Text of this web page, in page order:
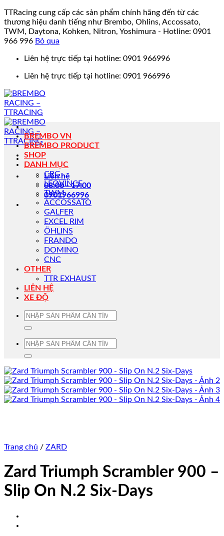
TTRacing cung cấp các sản phẩm chính hãng đến từ các
thương hiệu danh tiếng như Brembo, Ohlins, Accossato,
TWM, Daytona, Kohken, Nitron, Yoshimura - Hotline: 0901
966 996 Bỏ qua
Liên hệ trực tiếp tại hotline: 0901 966996
Liên hệ trực tiếp tại hotline: 0901 966996
Liên hệ
08:00 - 17:00
0901966996
BREMBO VN
BREMBO PRODUCT
SHOP
DANH MỤC
CRG
LEOVINCE
TWM
ACCOSSATO
GALFER
EXCEL RIM
ÖHLINS
FRANDO
DOMINO
CNC
OTHER
TTR EXHAUST
LIÊN HỆ
XE ĐỘ
Tìm
Tìm
Trang chủ / ZARD
Zard Triumph Scrambler 900 –
Slip On N.2 Six-Days